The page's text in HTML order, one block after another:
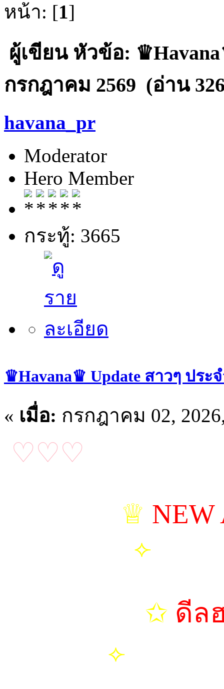
หน้า: [1]
ผู้เขียนหัวข้อ:
กรกฎาคม 2569 (อ่าน
havana_pr
Moderator
Hero Member
กระทู้: 3665
♛Havana♛ Update สาวๆ ประ
« เมื่อ: กรกฎาคม 02,
♡♡♡
♕ NEW
⟣
✩ ดีล
⟣